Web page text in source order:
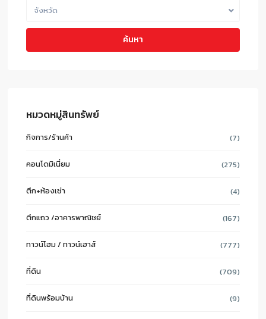
จังหวัด
ค้นหา
หมวดหมู่สินทรัพย์
กิจการ/ร้านค้า (7)
คอนโดมิเนี่ยม (275)
ตึก+ห้องเช่า (4)
ตึกแถว /อาคารพาณิชย์ (167)
ทาวน์โฮม / ทาวน์เฮาส์ (777)
ที่ดิน (709)
ที่ดินพร้อมบ้าน (9)